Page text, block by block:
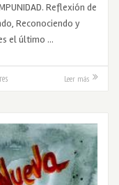
Reflexión de
Reconociendo y
el último …
Leer más